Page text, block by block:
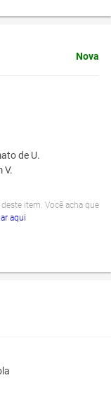
Nova
de U.
V.
item. Você acha que
aqui